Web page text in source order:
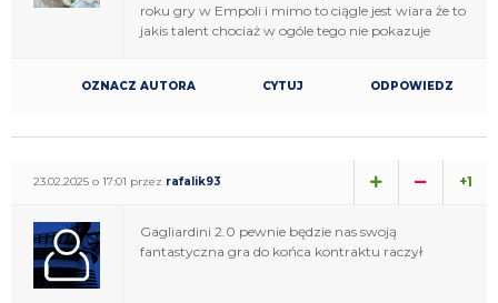
roku gry w Empoli i mimo to ciągle jest wiara że to
jakis talent chociaż w ogóle tego nie pokazuje
OZNACZ AUTORA CYTUJ ODPOWIEDZ
23.02.2025 o 17:01 przez rafalik93 +1
Gagliardini 2.0 pewnie będzie nas swoją
fantastyczna gra do końca kontraktu raczył